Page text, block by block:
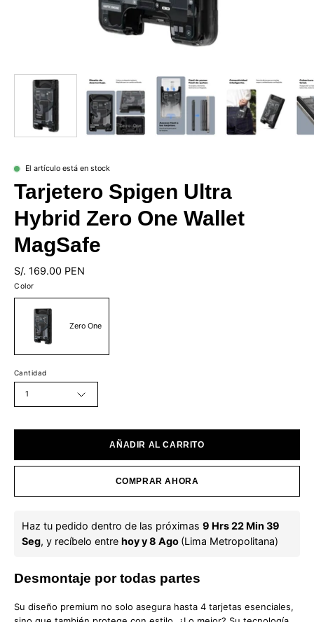
El artículo está en stock
Tarjetero Spigen Ultra
Hybrid Zero One Wallet
MagSafe
S/. 169.00 PEN
Color
Zero One
Cantidad
1
AÑADIR AL CARRITO
COMPRAR AHORA
Haz tu pedido dentro de las próximas 9 Hrs 22 Min 39
Seg, y recíbelo entre hoy y 8 Ago (Lima Metropolitana)
Desmontaje por todas partes
Su diseño premium no solo asegura hasta 4 tarjetas esenciales,